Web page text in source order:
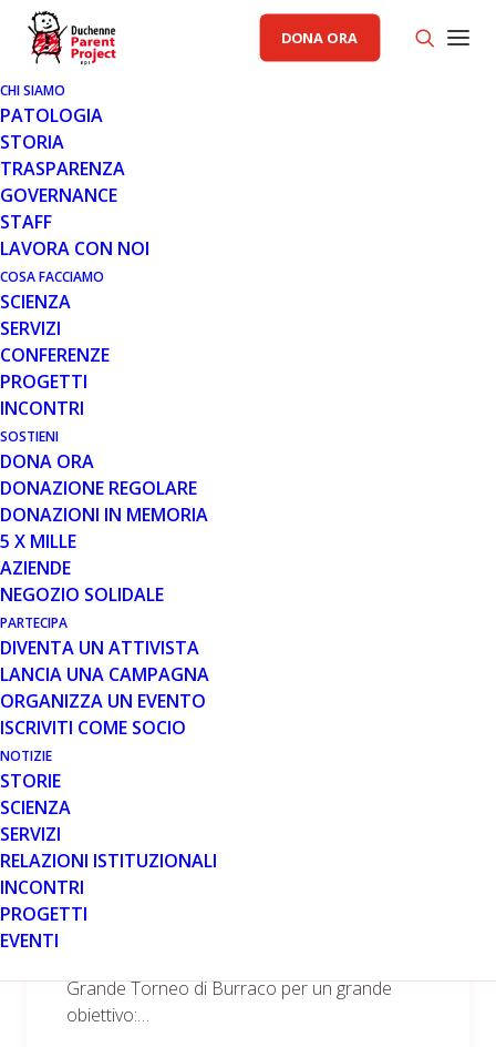
DONA ORA
CHI SIAMO
PATOLOGIA
STORIA
TRASPARENZA
GOVERNANCE
STAFF
LAVORA CON NOI
COSA FACCIAMO
SCIENZA
SERVIZI
CONFERENZE
PROGETTI
INCONTRI
SOSTIENI
DONA ORA
DONAZIONE REGOLARE
DONAZIONI IN MEMORIA
5 X MILLE
AZIENDE
NEGOZIO SOLIDALE
PARTECIPA
DIVENTA UN ATTIVISTA
LANCIA UNA CAMPAGNA
ORGANIZZA UN EVENTO
ISCRIVITI COME SOCIO
NOTIZIE
STORIE
SCIENZA
SERVIZI
RELAZIONI ISTITUZIONALI
INCONTRI
PROGETTI
EVENTI
25 MAR 2010
COMUNICATO 25.03.10
All'VIII Edizione del ROMA GYM, lo Spinning° aiuta
Parent Project Onlus per sconfiggere la distrofia
muscolare di Duchenne. Sarà una due giorni…
Leggi tutto
MESE: MARZO 2010
25 MAR 2010
ATALUREN: COMUNICAZIONE DI
GENZYME CORPORATION
Leggi tutto
24 MAR 2010
COMUNICATO 24.03.10
Grande Torneo di Burraco per un grande
obiettivo:…